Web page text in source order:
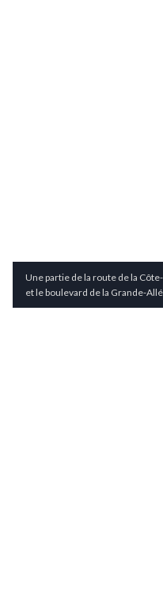
Une partie de la route de la
et le boulevard de la Grande-